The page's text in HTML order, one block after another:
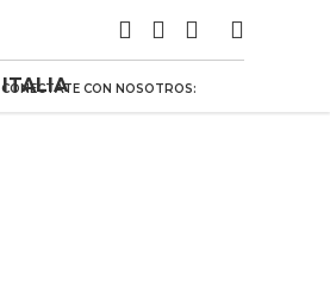
CONECTATE CON NOSOTROS: